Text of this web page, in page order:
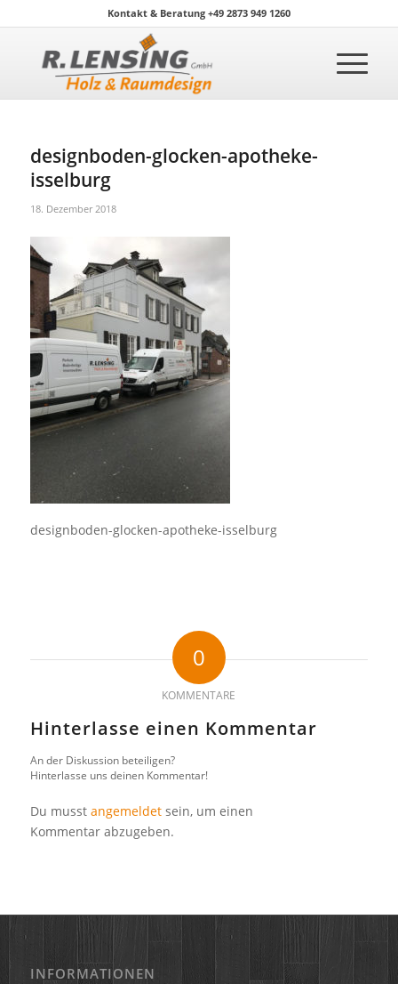
Kontakt & Beratung +49 2873 949 1260
designboden-glocken-apotheke-
isselburg
18. Dezember 2018
designboden-glocken-apotheke-isselburg
0
KOMMENTARE
Hinterlasse einen Kommentar
An der Diskussion beteiligen?
Hinterlasse uns deinen Kommentar!
Du musst angemeldetsein, um einen
Kommentar abzugeben.
INFORMATIONEN